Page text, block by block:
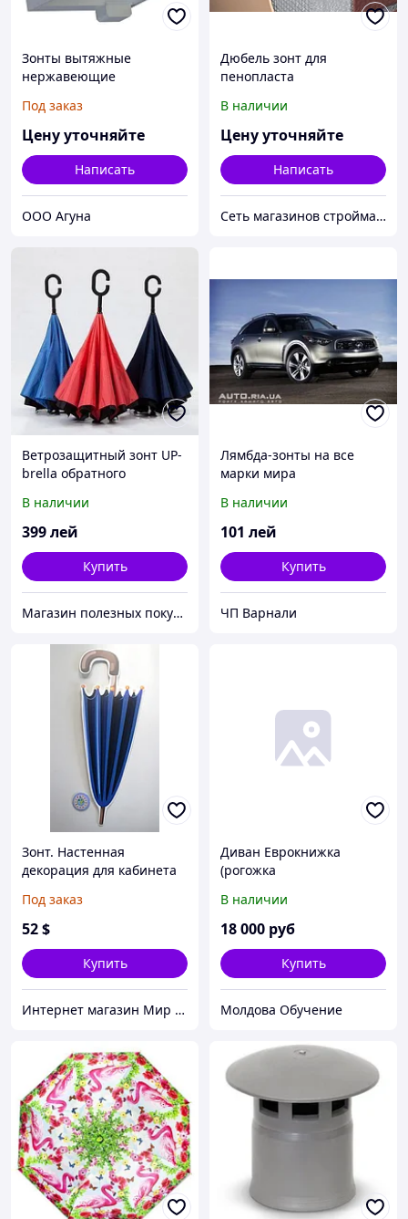
Зонты вытяжные
нержавеющие
Под заказ
Цену уточняйте
Написать
ООО Агуна
Дюбель зонт для
пенопласта
В наличии
Цену уточняйте
Написать
Сеть магазинов стройматериалов и сантехники ЛЮРСАН
Ветрозащитный зонт UP-
brella обратного
В наличии
399лей
Купить
Магазин полезных покупок "Goodbuy"
Лямбда-зонты на все
марки мира
В наличии
101 лей
Купить
ЧП Варнали
Зонт. Настенная
декорация для кабинета
Под заказ
52$
Купить
Интернет магазин Мир стендов. Товары из Украины
Диван Еврокнижка
(рогожка
зонт)
В наличии
18 000 руб
Купить
Молдова Обучение